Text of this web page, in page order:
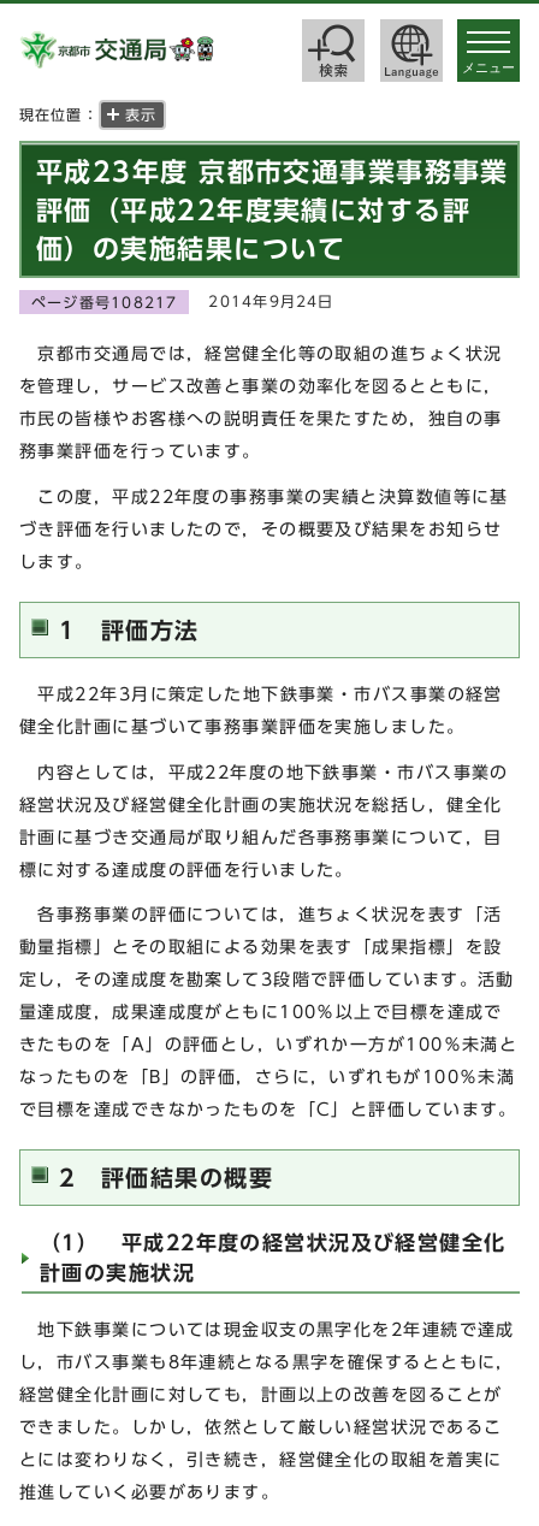
toggle
メニュー
現在位置： 表示
平成23年度 京都市交通事業事務事業
評価（平成22年度実績に対する評
価）の実施結果について
ページ番号108217 2014年9月24日
京都市交通局では，経営健全化等の取組の進ちょく状況
を管理し，サービス改善と事業の効率化を図るとともに，
市民の皆様やお客様への説明責任を果たすため，独自の事
務事業評価を行っています。
この度，平成22年度の事務事業の実績と決算数値等に基
づき評価を行いましたので，その概要及び結果をお知らせ
します。
1 評価方法
平成22年3月に策定した地下鉄事業・市バス事業の経営
健全化計画に基づいて事務事業評価を実施しました。
内容としては，平成22年度の地下鉄事業・市バス事業の
経営状況及び経営健全化計画の実施状況を総括し，健全化
計画に基づき交通局が取り組んだ各事務事業について，目
標に対する達成度の評価を行いました。
各事務事業の評価については，進ちょく状況を表す「活
動量指標」とその取組による効果を表す「成果指標」を設
定し，その達成度を勘案して3段階で評価しています。活動
量達成度，成果達成度がともに100％以上で目標を達成で
きたものを「A」の評価とし，いずれか一方が100％未満と
なったものを「B」の評価，さらに，いずれもが100％未満
で目標を達成できなかったものを「C」と評価しています。
2 評価結果の概要
（1） 平成22年度の経営状況及び経営健全化
計画の実施状況
地下鉄事業については現金収支の黒字化を2年連続で達成
し，市バス事業も8年連続となる黒字を確保するとともに，
経営健全化計画に対しても，計画以上の改善を図ることが
できました。しかし，依然として厳しい経営状況であるこ
とには変わりなく，引き続き，経営健全化の取組を着実に
推進していく必要があります。